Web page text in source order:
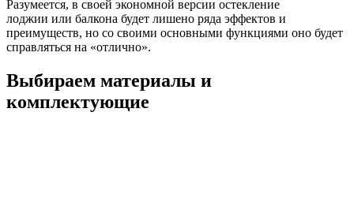
Разумеется, в своей экономной версии остекление
лоджии или балкона будет лишено ряда эффектов и
преимуществ, но со своими основными функциями оно будет
справляться на «отлично».
Выбираем материалы и
комплектующие